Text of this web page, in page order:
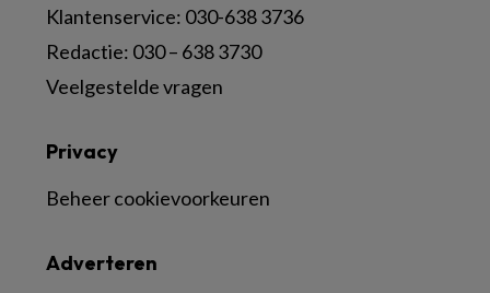
Klantenservice: 030-638 3736
Redactie: 030 – 638 3730
Veelgestelde vragen
Adverteren
Privacy
Beheer cookievoorkeuren